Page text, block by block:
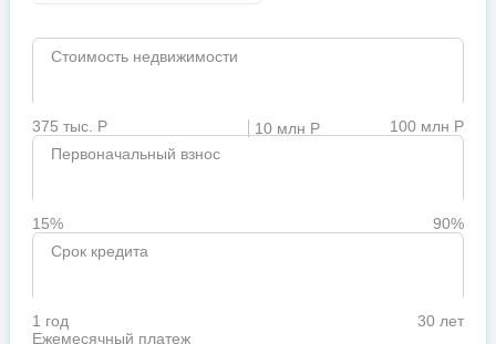
Стоимость недвижимости
375 тыс. Р 10 млн Р
100 млн Р
Первоначальный взнос
15%
90%
Срок кредита
1 год
30 лет
Ежемесячный платеж